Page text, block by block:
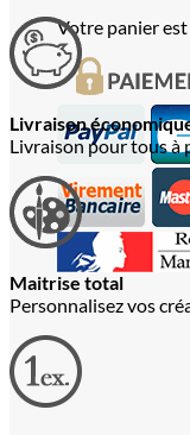
Votre panier
Livraison
Livraison pour tous à
Maitrise total
Personnalisez vos